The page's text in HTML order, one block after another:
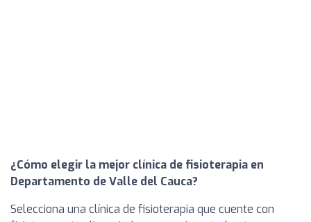
¿Cómo elegir la mejor clínica de fisioterapia en
Departamento de Valle del Cauca?
Selecciona una clínica de fisioterapia que cuente con